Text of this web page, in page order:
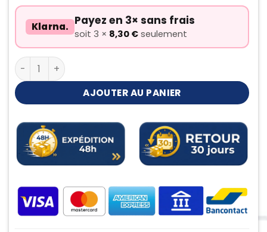
Klarna. Payez en 3× sans frais
soit 3 × 8,30 € seulement
quantité de Peluche Pikachu Team Magma
AJOUTER AU PANIER